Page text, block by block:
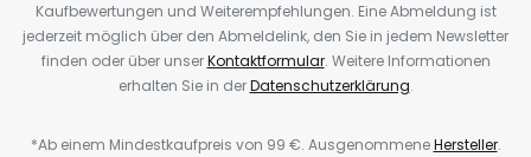
Kaufbewertungen und Weiterempfehlungen. Eine Abmeldung ist
jederzeit möglich über den Abmeldelink, den Sie in jedem Newsletter
finden oder über unserKontaktformular. Weitere Informationen
erhalten Sie in derDatenschutzerklärung.
*Ab einem Mindestkaufpreis von 99 €. AusgenommeneHersteller.